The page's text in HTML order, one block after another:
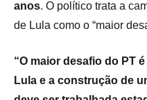
anos. O político trata a
de Lula como o “maior
“O maior desafio do PT
Lula e a construção de